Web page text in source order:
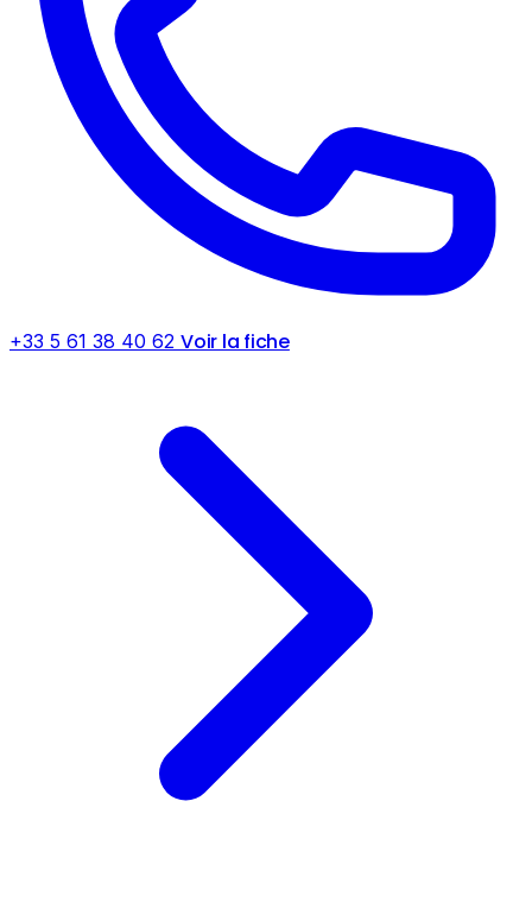
+33 5 61 38 40 62 Voir la fiche